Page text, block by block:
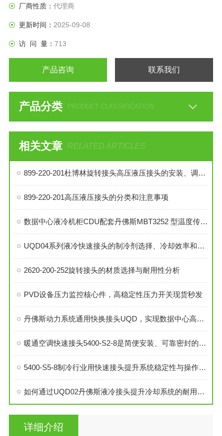
厂商性质： 代理商
更新时间： 2025-09-08
访 问 量： 713
产品咨询 联系我们
产品分类 PRODUCT CLASSIFICATION
相关文章 RELATED ARTICLES
899-220-201杜博林旋转接头高压液压接头的安装、调试与维护技巧
899-220-201高压液压接头的分类和注意事项
数据中心液冷机柜CDU配套丹佛斯MBT3252 型温度传感器
UQD04系列液冷快速接头的制冷剂选择、冷却效率和可靠性分析
2620-200-252旋转接头的材质选择与耐用性分析
PVD设备压力监控核心件，高稳定性压力开关现货秒发
丹佛斯动力系统通用快换接头UQD，实现数据中心高效液冷
暖通空调快速接头5400-S2-8是简便安装、可靠密封的理想选择
5400-S5-8制冷行业用快速接头提升系统稳定性与操作便捷性
如何通过UQD02丹佛斯液冷接头提升冷却系统的耐用性？
详细介绍